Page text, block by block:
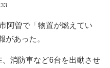
阿曽で「物置が燃えてい
があった。
消防車など6台を出動させ